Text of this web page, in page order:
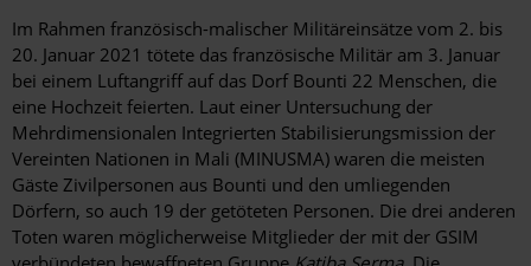
Im Rahmen französisch-malischer Militäreinsätze vom 2. bis
20. Januar 2021 tötete das französische Militär am 3. Januar
bei einem Luftangriff auf das Dorf Bounti 22 Menschen, die
eine Hochzeit feierten. Laut einer Untersuchung der
Mehrdimensionalen Integrierten Stabilisierungsmission der
Vereinten Nationen in Mali (MINUSMA) waren die meisten
Gäste Zivilpersonen aus Bounti und den umliegenden
Dörfern, so auch 19 der getöteten Personen. Die drei anderen
Toten waren möglicherweise Mitglieder der mit der GSIM